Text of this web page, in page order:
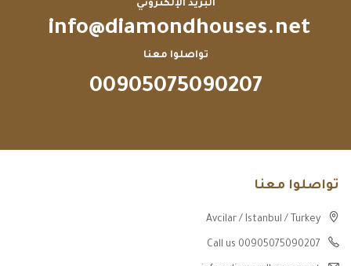
البريد الإلكتروني
info@diamondhouses.net
تواصلوا معنا
00905075090207
تواصلوا معنا
Avcilar / Istanbul / Turkey
Call us 00905075090207